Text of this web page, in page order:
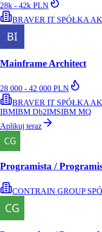
28k - 42k PLN
BRAVER IT SPÓŁKA
Mainframe Architect
28 000 - 42 000 PLN
BRAVER IT SPÓŁKA
IBMIBM Db2IMSIBM MQ
Aplikuj teraz
Programista /
CONTRAIN GROUP